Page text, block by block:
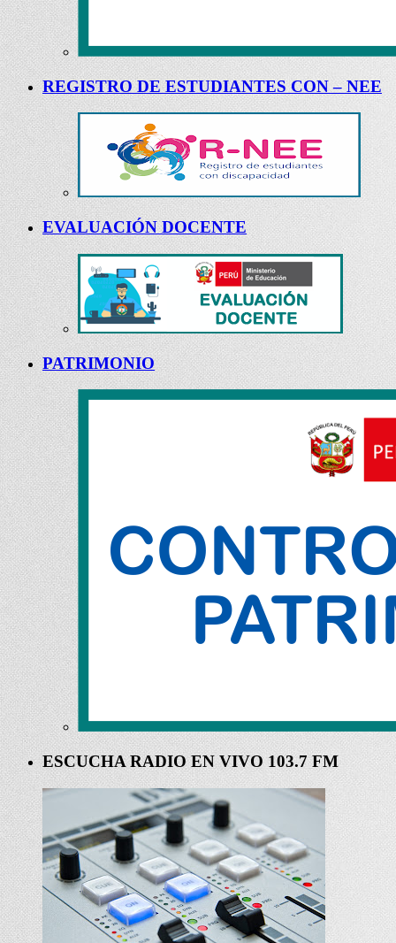
REGISTRO DE ESTUDIANTES CON – NEE
EVALUACIÓN DOCENTE
PATRIMONIO
ESCUCHA RADIO EN VIVO 103.7 FM